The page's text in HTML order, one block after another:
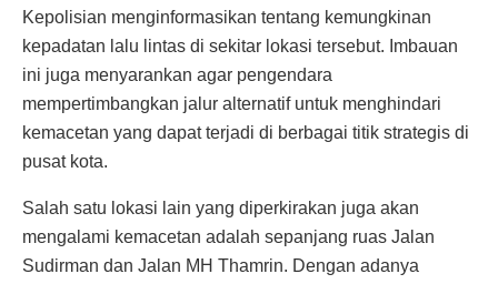
Kepolisian menginformasikan tentang kemungkinan
kepadatan lalu lintas di sekitar lokasi tersebut. Imbauan
ini juga menyarankan agar pengendara
mempertimbangkan jalur alternatif untuk menghindari
kemacetan yang dapat terjadi di berbagai titik strategis di
pusat kota.
Salah satu lokasi lain yang diperkirakan juga akan
mengalami kemacetan adalah sepanjang ruas Jalan
Sudirman dan Jalan MH Thamrin. Dengan adanya